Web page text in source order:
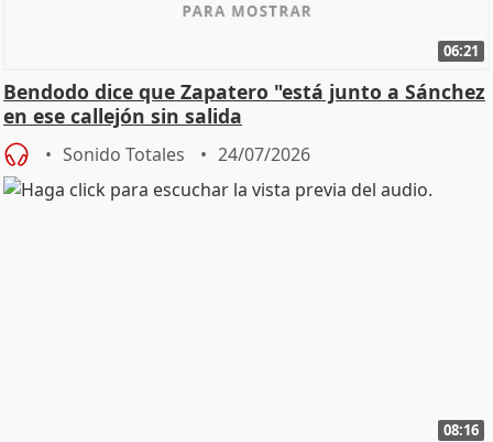
06:21
Bendodo dice que Zapatero "está junto a Sánchez
en ese callejón sin salida
Sonido Totales 24/07/2026
08:16